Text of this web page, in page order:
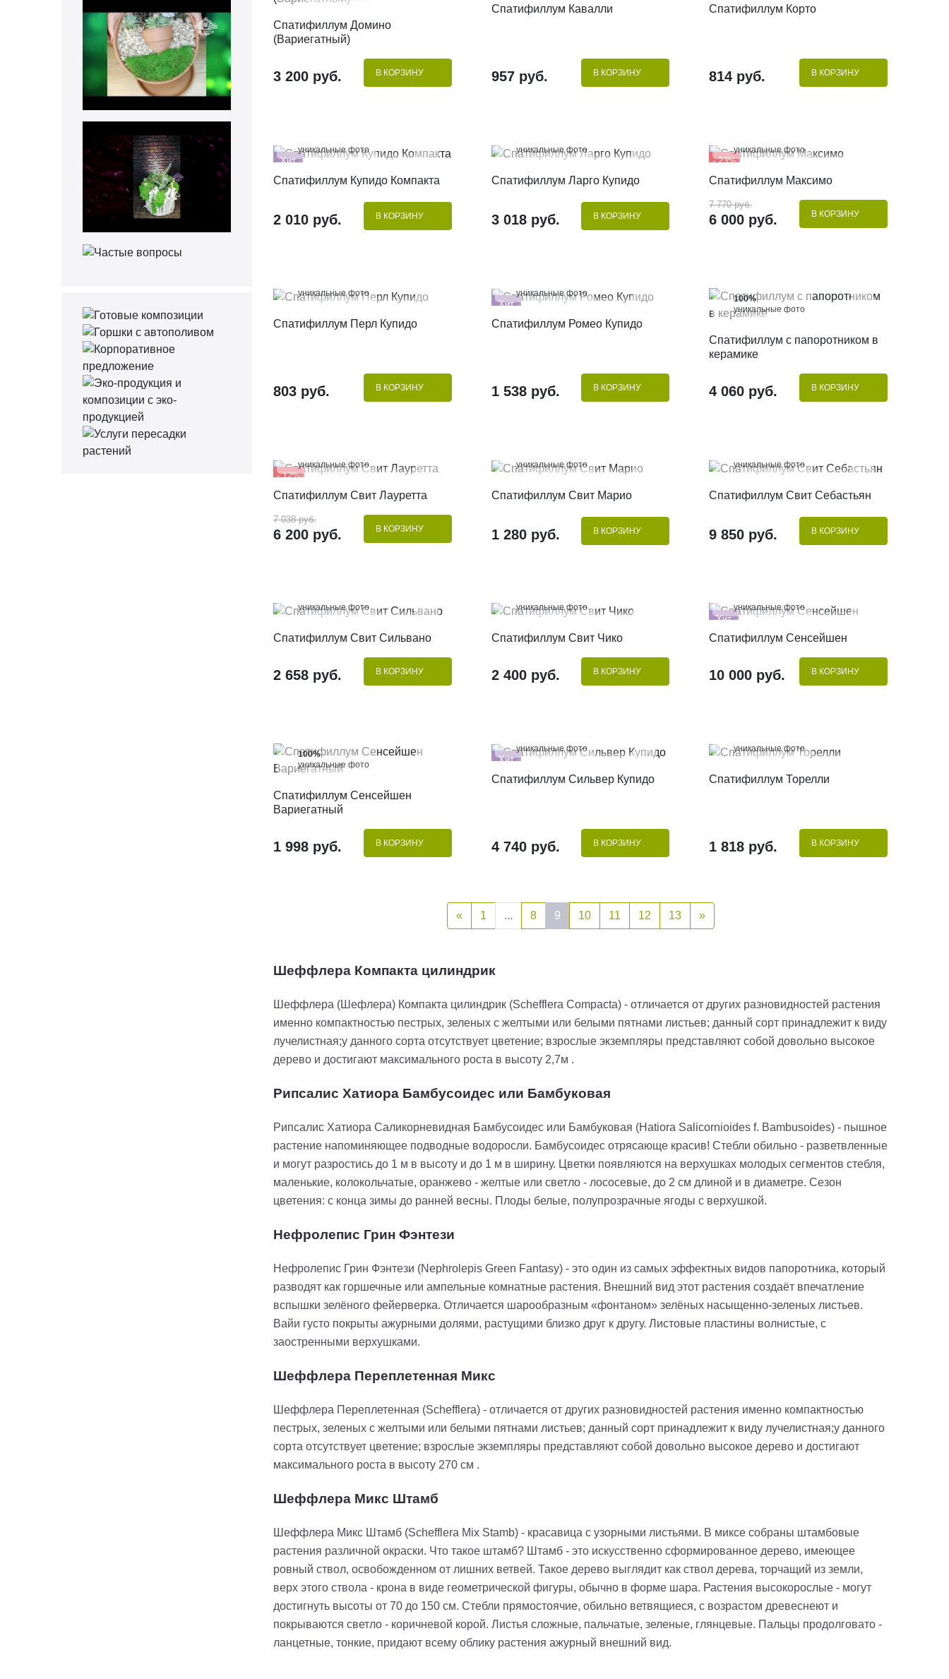
КУПИТЬ В 1 КЛИК
Спатифиллум Домино
(Вариегатный)
3 200 руб. В КОРЗИНУ
Спатифиллум Кавалли
957 руб. В КОРЗИНУ
Спатифиллум Корто
814 руб. В КОРЗИНУ
Хит
уникальные фото
Спатифиллум Купидо Компакта
2 010 руб. В КОРЗИНУ
уникальные фото
Спатифиллум Ларго Купидо
3 018 руб. В КОРЗИНУ
- 23%
уникальные фото
Спатифиллум Максимо
7 770 руб.
6 000 руб. В КОРЗИНУ
уникальные фото
Спатифиллум Перл Купидо
803 руб. В КОРЗИНУ
Хит
уникальные фото
Спатифиллум Ромео Купидо
1 538 руб. В КОРЗИНУ
100%
уникальные фото
КУПИТЬ В 1 КЛИК
Спатифиллум с папоротником в
керамике
4 060 руб. В КОРЗИНУ
- 12%
уникальные фото
Спатифиллум Свит Лауретта
7 038 руб.
6 200 руб. В КОРЗИНУ
уникальные фото
Спатифиллум Свит Марио
1 280 руб. В КОРЗИНУ
уникальные фото
Спатифиллум Свит Себастьян
9 850 руб. В КОРЗИНУ
уникальные фото
Спатифиллум Свит Сильвано
2 658 руб. В КОРЗИНУ
уникальные фото
Спатифиллум Свит Чико
2 400 руб. В КОРЗИНУ
Премиум
Хит
уникальные фото
Спатифиллум Сенсейшен
10 000 руб. В КОРЗИНУ
100%
уникальные фото
КУПИТЬ В 1 КЛИК
Спатифиллум Сенсейшен
Вариегатный
1 998 руб. В КОРЗИНУ
Хит
уникальные фото
Спатифиллум Сильвер Купидо
4 740 руб. В КОРЗИНУ
уникальные фото
Спатифиллум Торелли
1 818 руб. В КОРЗИНУ
« 1 ... 8 9 10 11 12 13 »
Шеффлера Компакта цилиндрик
Шеффлера (Шефлера) Компакта цилиндрик (Schefflera Compacta) - отличается от других разновидностей растения
именно компактностью пестрых, зеленых с желтыми или белыми пятнами листьев; данный сорт принадлежит к виду
лучелистная;у данного сорта отсутствует цветение; взрослые экземпляры представляют собой довольно высокое
дерево и достигают максимального роста в высоту 2,7м .
Рипсалис Хатиора Бамбусоидес или Бамбуковая
Рипсалис Хатиора Cаликорневидная Бамбусоидес или Бамбуковая (Hatiora Salicornioides f. Bambusoides) - пышное
растение напоминяющее подводные водоросли. Бамбусоидес отрясающе красив! Стебли обильно - разветвленные
и могут разростись до 1 м в высоту и до 1 м в ширину. Цветки появляются на верхушках молодых сегментов стебля,
маленькие, колокольчатые, оранжево - желтые или светло - лососевые, до 2 см длиной и в диаметре. Сезон
цветения: с конца зимы до ранней весны. Плоды белые, полупрозрачные ягоды с верхушкой.
Нефролепис Грин Фэнтези
Нефролепис Грин Фэнтези (Nephrolepis Green Fantasy) - это один из самых эффектных видов папоротника, который
разводят как горшечные или ампельные комнатные растения. Внешний вид этот растения создаёт впечатление
вспышки зелёного фейерверка. Отличается шарообразным «фонтаном» зелёных насыщенно-зеленых листьев.
Вайи густо покрыты ажурными долями, растущими близко друг к другу. Листовые пластины волнистые, c
заостренными верхушками.
Шеффлера Переплетенная Микс
Шеффлера Переплетенная (Schefflera) - отличается от других разновидностей растения именно компактностью
пестрых, зеленых с желтыми или белыми пятнами листьев; данный сорт принадлежит к виду лучелистная;у данного
сорта отсутствует цветение; взрослые экземпляры представляют собой довольно высокое дерево и достигают
максимального роста в высоту 270 см .
Шеффлера Микс Штамб
Шеффлера Микс Штамб (Schefflera Mix Stamb) - красавица с узорными листьями. В миксе собраны штамбовые
растения различной окраски. Что такое штамб? Штамб - это искусственно сформированное дерево, имеющее
ровный ствол, освобожденном от лишних ветвей. Такое дерево выглядит как ствол дерева, торчащий из земли,
верх этого ствола - крона в виде геометрической фигуры, обычно в форме шара. Растения высокорослые - могут
достигнуть высоты от 70 до 150 см. Стебли прямостоячие, обильно ветвящиеся, с возрастом древеснеют и
покрываются светло - коричневой корой. Листья сложные, пальчатые, зеленые, глянцевые. Пальцы продолговато -
ланцетные, тонкие, придают всему облику растения ажурный внешний вид.